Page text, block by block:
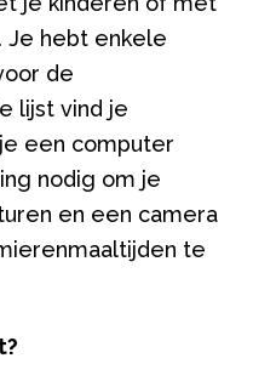
Je hebt enkele
de
lijst vind je
een computer
nodig om je
en een camera
te